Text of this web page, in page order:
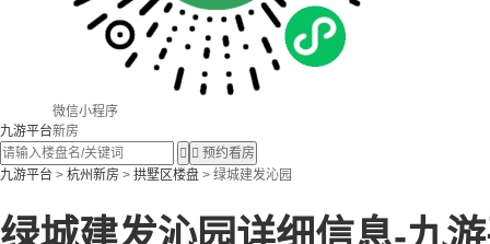
微信小程序
九游平台新房
  预约看房
九游平台 > 杭州新房 > 拱墅区楼盘 > 绿城建发沁园